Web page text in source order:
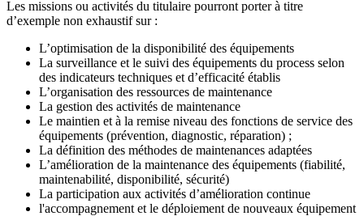
Les missions ou activités du titulaire pourront porter à titre
d’exemple non exhaustif sur :
L’optimisation de la disponibilité des équipements
La surveillance et le suivi des équipements du process selon
des indicateurs techniques et d’efficacité établis
L’organisation des ressources de maintenance
La gestion des activités de maintenance
Le maintien et à la remise niveau des fonctions de service des
équipements (prévention, diagnostic, réparation) ;
La définition des méthodes de maintenances adaptées
L’amélioration de la maintenance des équipements (fiabilité,
maintenabilité, disponibilité, sécurité)
La participation aux activités d’amélioration continue
l'accompagnement et le déploiement de nouveaux équipement